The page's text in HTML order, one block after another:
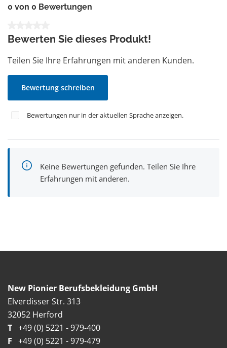
0 von 0 Bewertungen
Bewerten Sie dieses Produkt!
Teilen Sie Ihre Erfahrungen mit anderen Kunden.
Bewertung schreiben
Bewertungen nur in der aktuellen Sprache anzeigen.
Keine Bewertungen gefunden. Teilen Sie Ihre
Erfahrungen mit anderen.
New Pionier Berufsbekleidung GmbH
Elverdisser Str. 313
32052 Herford
T +49 (0) 5221 - 979-400
F +49 (0) 5221 - 979-479